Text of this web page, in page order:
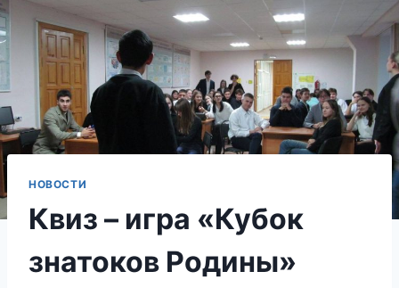
НОВОСТИ
Квиз – игра «Кубок
знатоков Родины»